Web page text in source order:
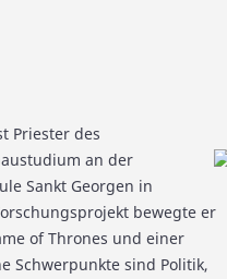
Priester des
an der
Sankt Georgen in
bewegte er
of Thrones und einer
Schwerpunkte sind Politik,